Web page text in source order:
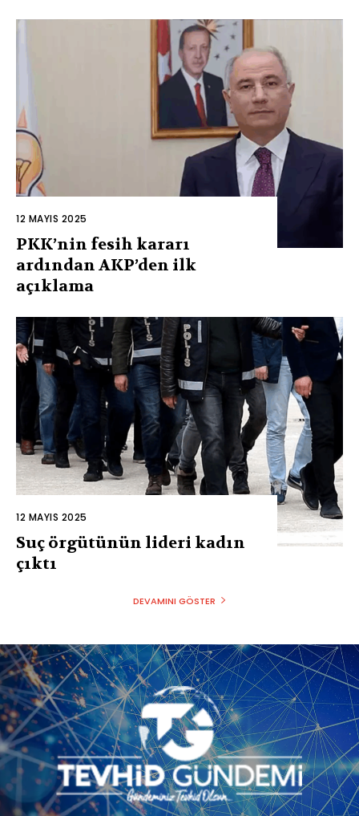
12 MAYIS 2025
PKK’nin fesih kararı
ardından AKP’den ilk
açıklama
12 MAYIS 2025
Suç örgütünün lideri kadın
çıktı
DEVAMINI GÖSTER